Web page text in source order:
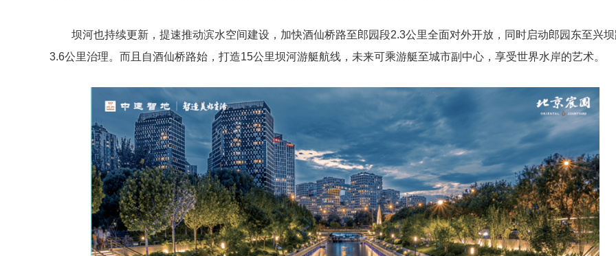
坝河也持续更新，提速推动滨水空间建设，加快酒仙桥路至郎园段2.3公里全面对外开放，同时启动郎园东至兴
3.6公里治理。而且自酒仙桥路始，打造15公里坝河游艇航线，未来可乘游艇至城市副中心，享受世界水岸的艺术。